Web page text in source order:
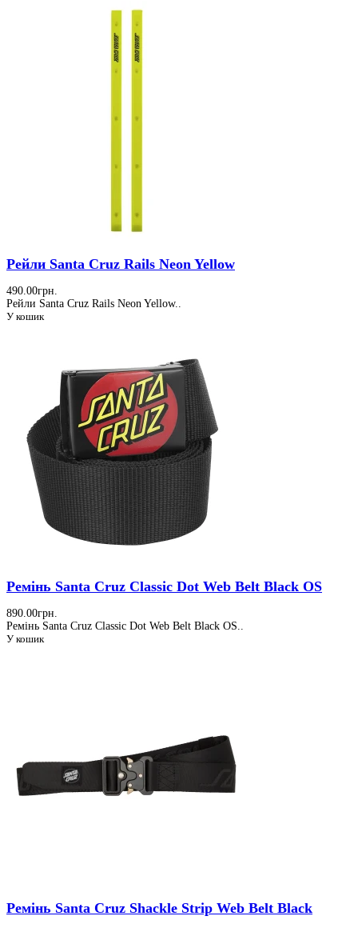
Рейли Santa Cruz Rails Neon Yellow
490.00грн.
Рейли Santa Cruz Rails Neon Yellow..
У кошик
Ремiнь Santa Cruz Classic Dot Web Belt Black OS
890.00грн.
Ремiнь Santa Cruz Classic Dot Web Belt Black OS..
У кошик
Ремiнь Santa Cruz Shackle Strip Web Belt Black